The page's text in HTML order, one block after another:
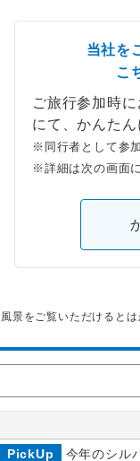
当社を
こ
ご旅行参加時
にて、かんたん
※同行者として参
※詳細は次の画面
をご覧いただけるとは
PickUp 今年のシル